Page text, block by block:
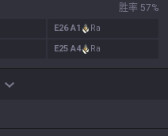
胜率 57%
E26A1
Ra
E25 A4 Ra